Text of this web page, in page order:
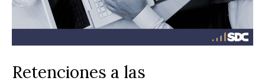
Retenciones a las